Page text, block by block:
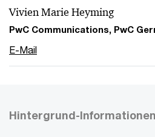
Vivien Marie Heyming
PwC Communications, PwC
E-Mail
Hintergrund-